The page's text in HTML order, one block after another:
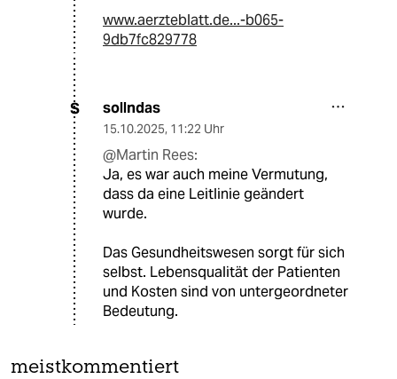
www.aerzteblatt.de...-b065-
9db7fc829778
S sollndas
15.10.2025, 11:22 Uhr
@Martin Rees:
Ja, es war auch meine Vermutung,
dass da eine Leitlinie geändert
wurde.
Das Gesundheitswesen sorgt für sich
selbst. Lebensqualität der Patienten
und Kosten sind von untergeordneter
Bedeutung.
meistkommentiert